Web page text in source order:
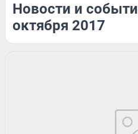
Новости и
октября 2017